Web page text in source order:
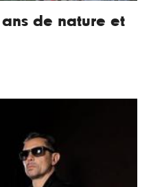
ans de nature et